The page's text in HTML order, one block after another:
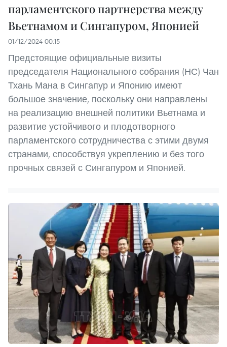
парламентского партнерства между
Вьетнамом и Сингапуром, Японией
01/12/2024 00:15
Предстоящие официальные визиты
председателя Национального собрания (НС) Чан
Тхань Мана в Сингапур и Японию имеют
большое значение, поскольку они направлены
на реализацию внешней политики Вьетнама и
развитие устойчивого и плодотворного
парламентского сотрудничества с этими двумя
странами, способствуя укреплению и без того
прочных связей с Сингапуром и Японией.